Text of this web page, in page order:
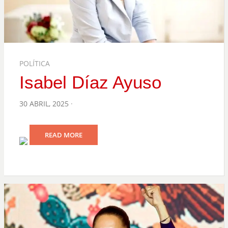
POLÍTICA
Isabel Díaz Ayuso
POSTED
30 ABRIL, 2025
READ MORE